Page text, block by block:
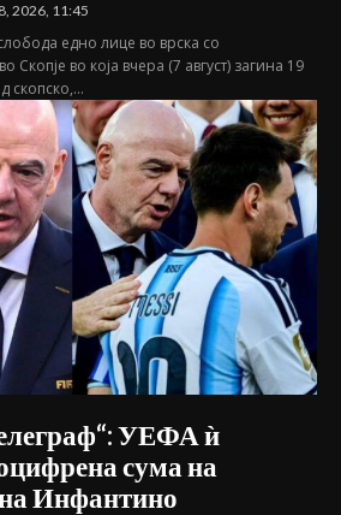
8, 2026, 11:45
едно лице во врска со
Скопје во која вчера (7 август) загина 19
скопско,...
УЕФА ѝ
сума на
Инфантино